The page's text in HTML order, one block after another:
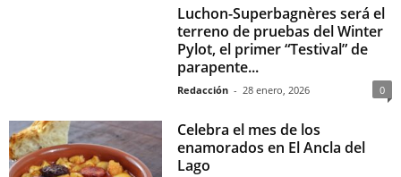
Luchon-Superbagnères será el
terreno de pruebas del Winter
Pylot, el primer “Testival” de
parapente...
Redacción - 28 enero, 2026 0
Celebra el mes de los
enamorados en El Ancla del
Lago